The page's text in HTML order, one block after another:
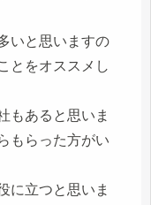
いと思いますの
とをオススメし
もあると思いま
もらった方がい
に立つと思いま